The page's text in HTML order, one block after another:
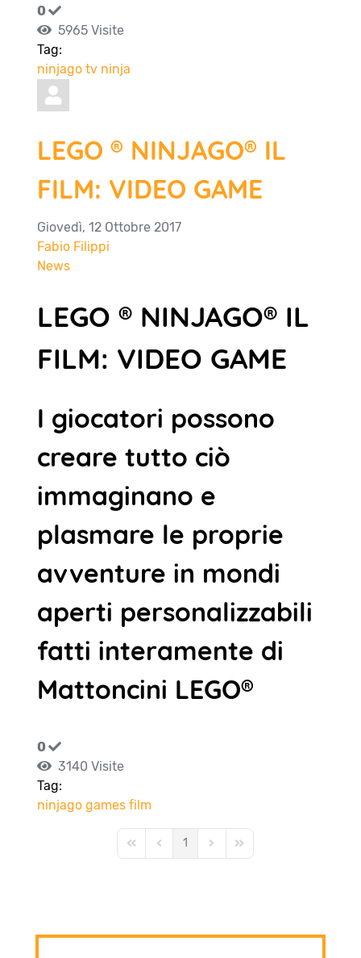
0
5965 Visite
Tag:
ninjago tv ninja
LEGO ® NINJAGO® IL
FILM: VIDEO GAME
Giovedì, 12 Ottobre 2017
Fabio Filippi
News
LEGO ® NINJAGO® IL
FILM: VIDEO GAME
I giocatori possono
creare tutto ciò
immaginano e
plasmare le proprie
avventure in mondi
aperti personalizzabili
fatti interamente di
Mattoncini LEGO®
0
3140 Visite
Tag:
ninjago games film
First PagePrevious Page
1 Next PageLast Page